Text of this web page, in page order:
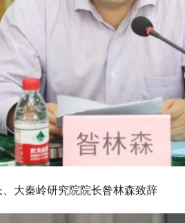
大秦岭研究院院长昝林森致辞